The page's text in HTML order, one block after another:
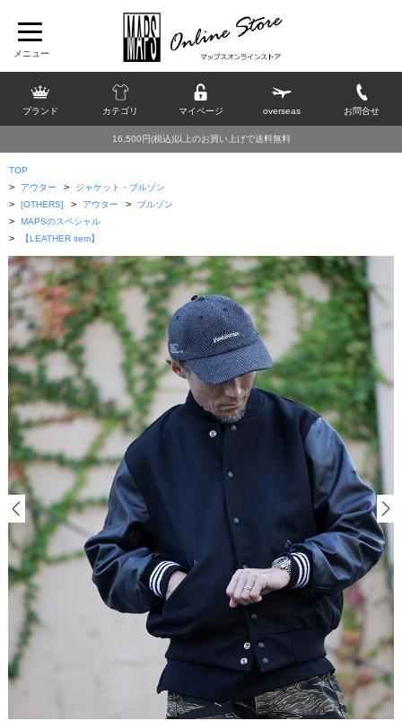
ブランド カテゴリ マイページ overseas お問合せ
16,500円(税込)以上のお買い上げで送料無料
TOP
> アウター > ジャケット・ブルゾン
> [OTHERS] > アウター > ブルゾン
> MAPSのスペシャル
> 【LEATHER item】